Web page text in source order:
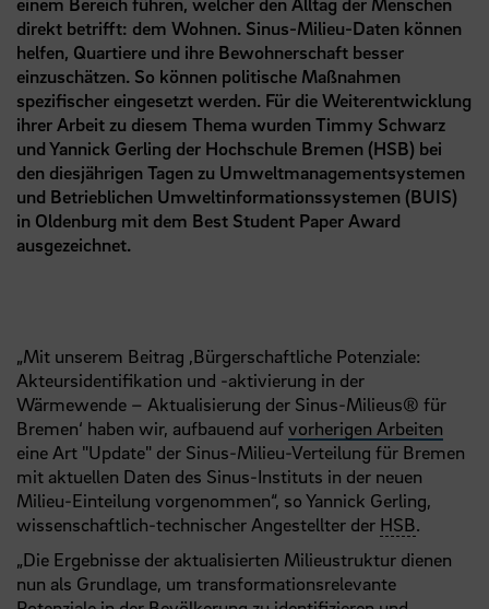
direkt betrifft: dem Wohnen. Sinus-Milieu-Daten können
helfen, Quartiere und ihre Bewohnerschaft besser
einzuschätzen. So können politische Maßnahmen
spezifischer eingesetzt werden. Für die Weiterentwicklung
ihrer Arbeit zu diesem Thema wurden Timmy Schwarz
und Yannick Gerling der Hochschule Bremen (HSB) bei
den diesjährigen Tagen zu Umweltmanagementsystemen
und Betrieblichen Umweltinformationssystemen (BUIS)
in Oldenburg mit dem Best Student Paper Award
ausgezeichnet.
„Mit unserem Beitrag ‚Bürgerschaftliche Potenziale:
Akteursidentifikation und -aktivierung in der
Wärmewende – Aktualisierung der Sinus-Milieus® für
Bremen‘ haben wir, aufbauend aufvorherigen Arbeiten
eine Art "Update" der Sinus-Milieu-Verteilung für Bremen
mit aktuellen Daten des Sinus-Instituts in der neuen
Milieu-Einteilung vorgenommen“, so Yannick Gerling,
wissenschaftlich-technischer Angestellter der HSB.
„Die Ergebnisse der aktualisierten Milieustruktur dienen
nun als Grundlage, um transformationsrelevante